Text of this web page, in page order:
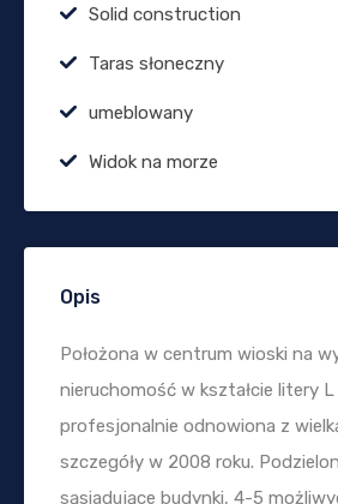
Solid construction
Taras słoneczny
umeblowany
Widok na morze
Opis
Położona w centrum wioski na
nieruchomość w kształcie litery L
profesjonalnie odnowiona z
szczegóły w 2008 roku.
sąsiadujące budynki, 4-5